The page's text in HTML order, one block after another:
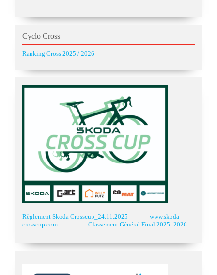
Cyclo Cross
Ranking Cross 2025 / 2026
Règlement Skoda Crosscup_24.11.2025
www.skoda-
crosscup.com
Classement Général Final 2025_2026